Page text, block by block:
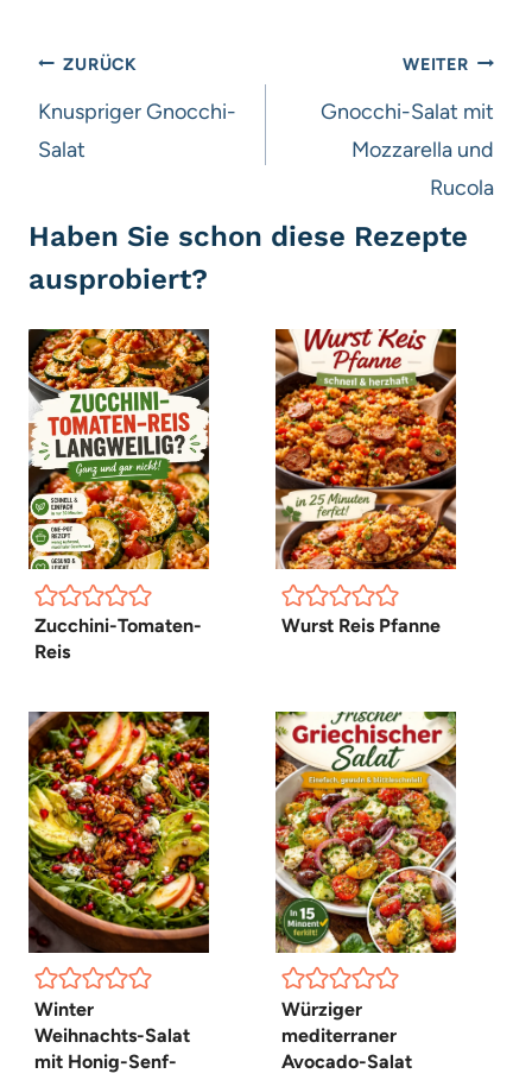
Beitragsnavigation
ZURÜCK
Knuspriger Gnocchi-
Salat
WEITER
Gnocchi-Salat mit
Mozzarella und
Rucola
Haben Sie schon diese Rezepte
ausprobiert?
Zucchini-Tomaten-
Reis
Wurst Reis Pfanne
Winter
Weihnachts-Salat
mit Honig-Senf-
Würziger
mediterraner
Avocado-Salat